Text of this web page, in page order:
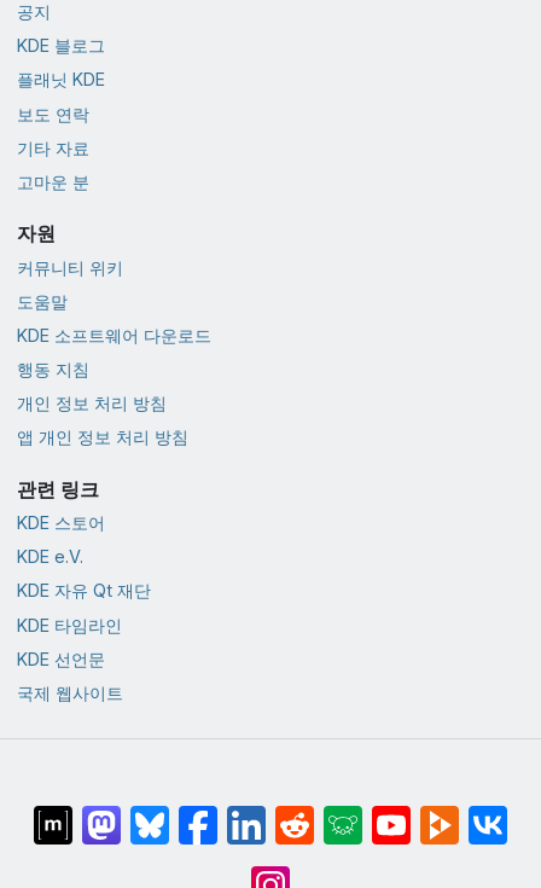
공지
KDE 블로그
플래닛 KDE
보도 연락
기타 자료
고마운 분
자원
커뮤니티 위키
도움말
KDE 소프트웨어 다운로드
행동 지침
개인 정보 처리 방침
앱 개인 정보 처리 방침
관련 링크
KDE 스토어
KDE e.V.
KDE 자유 Qt 재단
KDE 타임라인
KDE 선언문
국제 웹사이트